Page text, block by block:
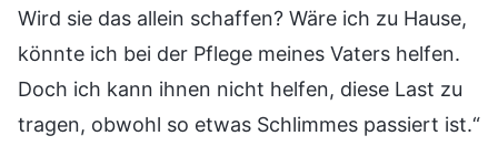
Wird sie das allein schaffen? Wäre ich zu Hause,
könnte ich bei der Pflege meines Vaters helfen.
Doch ich kann ihnen nicht helfen, diese Last zu
tragen, obwohl so etwas Schlimmes passiert ist.“